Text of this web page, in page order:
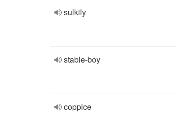
sulkily
stable-boy
coppice